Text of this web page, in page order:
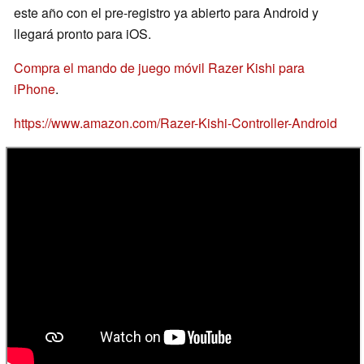
este año con el pre-registro ya abierto para Android y
llegará pronto para iOS.
Compra el mando de juego móvil Razer Kishi para
iPhone.
https://www.amazon.com/Razer-Kishi-Controller-Android